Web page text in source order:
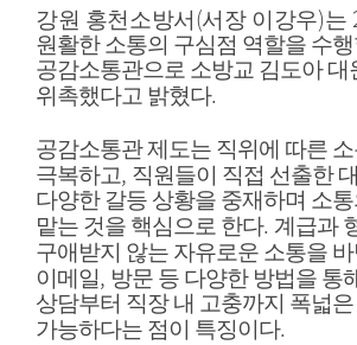
강원 홍천소방서 (서장 이강우)는
원활한 소통의 구심점 역할을 수
공감소통관으로 소방교 김도아 대
위촉했다고 밝혔다.
공감소통관 제도는 직위에 따른
극복하고, 직원들이 직접 선출한
다양한 갈등 상황을 중재하며 소
맡는 것을 핵심으로 한다. 계급과
구애받지 않는 자유로운 소통을
이메일, 방문 등 다양한 방법을 통
상담부터 직장 내 고충까지 폭넓은
가능하다는 점이 특징이다.